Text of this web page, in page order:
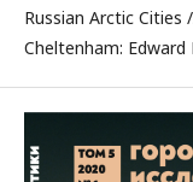
Russian Arctic Cities
Cheltenham: Edward